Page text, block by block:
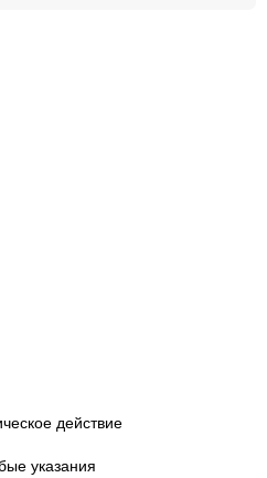
действие
указания